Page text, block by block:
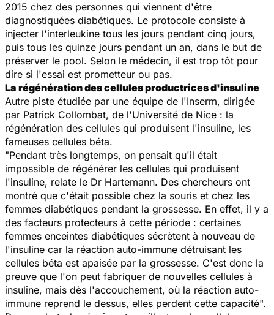
2015 chez des personnes qui viennent d'être
diagnostiquées diabétiques. Le protocole consiste à
injecter l'interleukine tous les jours pendant cinq jours,
puis tous les quinze jours pendant un an, dans le but de
préserver le pool. Selon le médecin, il est trop tôt pour
dire si l'essai est prometteur ou pas.
La régénération des cellules productrices d'insuline
Autre piste étudiée par une équipe de l'Inserm, dirigée
par Patrick Collombat, de l'Université de Nice : la
régénération des cellules qui produisent l'insuline, les
fameuses cellules béta.
"Pendant très longtemps, on pensait qu'il était
impossible de régénérer les cellules qui produisent
l'insuline, relate le Dr Hartemann. Des chercheurs ont
montré que c'était possible chez la souris et chez les
femmes diabétiques pendant la grossesse. En effet, il y a
des facteurs protecteurs à cette période : certaines
femmes enceintes diabétiques sécrètent à nouveau de
l'insuline car la réaction auto-immune détruisant les
cellules béta est apaisée par la grossesse. C'est donc la
preuve que l'on peut fabriquer de nouvelles cellules à
insuline, mais dès l'accouchement, où la réaction auto-
immune reprend le dessus, elles perdent cette capacité".